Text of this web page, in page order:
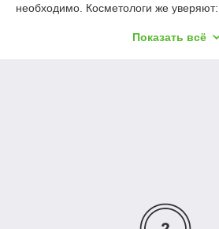
необходимо. Косметологи же
сможете избежать мимических
Показать всё